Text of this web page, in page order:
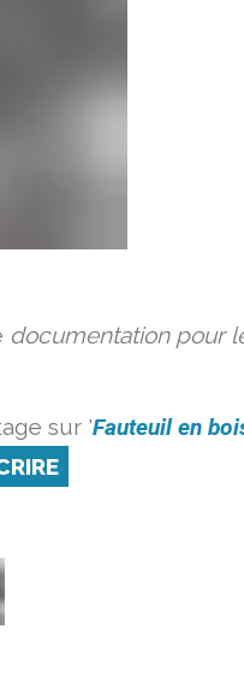
documentation pour
sur 'Fauteuil en